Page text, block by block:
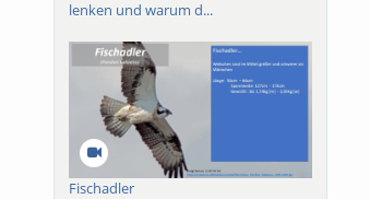
lenken und warum d...
Fischadler